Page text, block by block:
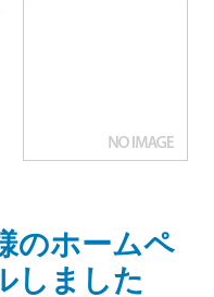
のホームペ
しました